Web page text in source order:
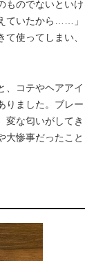
ものでないといけ
ていたから……」
使ってしまい、
、コテやヘアアイ
りました。ブレー
変な匂いがしてき
大惨事だったこと